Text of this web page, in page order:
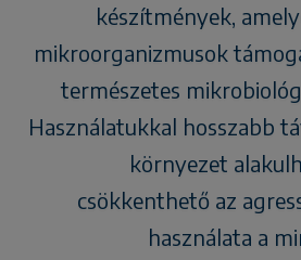
készítmények,
mikroorganizmusok
természetes
Használatukkal hosszabb
környezet
csökkenthető az
használata a